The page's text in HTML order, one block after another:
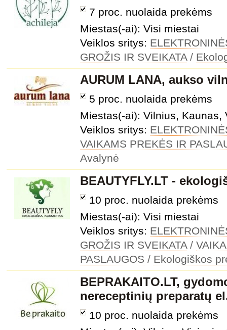
7 proc. nuolaida prekėms
Miestas(-ai): Visi miestai
Veiklos sritys:
GROŽIS IR SVEIKATA/
AURUM LANA, aukso
5 proc. nuolaida prekėms
Miestas(-ai): Vilnius, Kaunas,
Veiklos sritys:
VAIKAMS PREKĖS IR
Avalynė
BEAUTYFLY.LT -
10 proc. nuolaida prekėms
Miestas(-ai): Visi miestai
Veiklos sritys:
GROŽIS IR SVEIKATA/
PASLAUGOS / Ekologiškos
BEPRAKAITO.LT,
nereceptinių preparatų
10 proc. nuolaida prekėms